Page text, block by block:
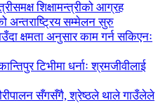
शिक्षामन्त्रीको आग्रह
अन्तराष्ट्रिय सम्मेलन सुरु
क्षमता अनुसार काम गर्न सकिएनः
टिभीमा धर्नाः श्रमजीवीलाई
सँगसँगै, श्रेष्ठले थाले गाउँलेले